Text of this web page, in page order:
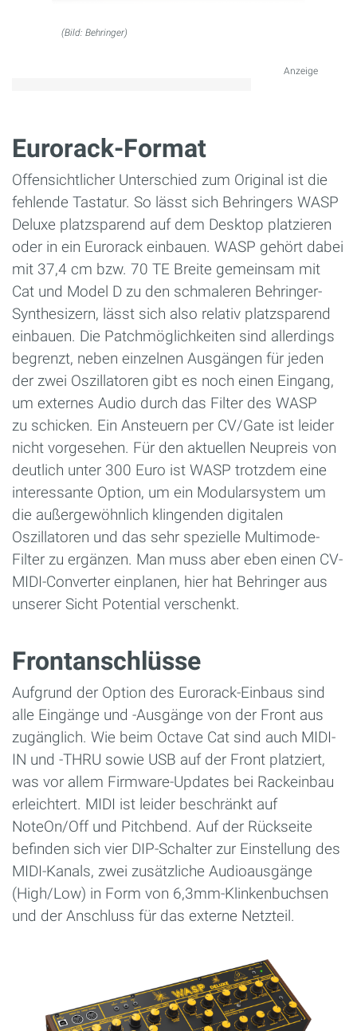
(Bild: Behringer)
Anzeige
Eurorack-Format
Offensichtlicher Unterschied zum Original ist die
fehlende Tastatur. So lässt sich Behringers WASP
Deluxe platzsparend auf dem Desktop platzieren
oder in ein Eurorack einbauen. WASP gehört dabei
mit 37,4 cm bzw. 70 TE Breite gemeinsam mit
Cat und Model D zu den schmaleren Behringer-
Synthesizern, lässt sich also relativ platzsparend
einbauen. Die Patchmöglichkeiten sind allerdings
begrenzt, neben einzelnen Ausgängen für jeden
der zwei Oszillatoren gibt es noch einen Eingang,
um externes Audio durch das Filter des WASP
zu schicken. Ein Ansteuern per CV/Gate ist leider
nicht vorgesehen. Für den aktuellen Neupreis von
deutlich unter 300 Euro ist WASP trotzdem eine
interessante Option, um ein Modularsystem um
die außergewöhnlich klingenden digitalen
Oszillatoren und das sehr spezielle Multimode-
Filter zu ergänzen. Man muss aber eben einen CV-
MIDI-Converter einplanen, hier hat Behringer aus
unserer Sicht Potential verschenkt.
Frontanschlüsse
Aufgrund der Option des Eurorack-Einbaus sind
alle Eingänge und -Ausgänge von der Front aus
zugänglich. Wie beim Octave Cat sind auch MIDI-
IN und -THRU sowie USB auf der Front platziert,
was vor allem Firmware-Updates bei Rackeinbau
erleichtert. MIDI ist leider beschränkt auf
NoteOn/Off und Pitchbend. Auf der Rückseite
befinden sich vier DIP-Schalter zur Einstellung des
MIDI-Kanals, zwei zusätzliche Audioausgänge
(High/Low) in Form von 6,3mm-Klinkenbuchsen
und der Anschluss für das externe Netzteil.